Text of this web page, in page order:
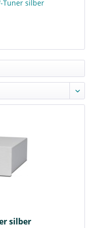
Tuner silber
silber